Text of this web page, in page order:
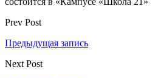
Prev Post
Предыдущая запись
Next Post